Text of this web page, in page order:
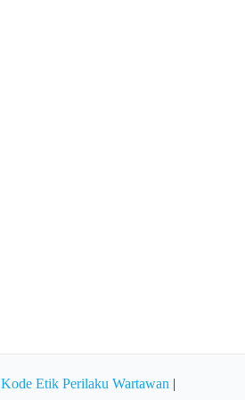
Kode Etik Perilaku Wartawan |